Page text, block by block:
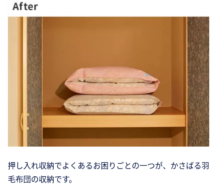
押し入れ収納でよくあるお困りごとの一つが、かさばる羽
毛布団の収納です。